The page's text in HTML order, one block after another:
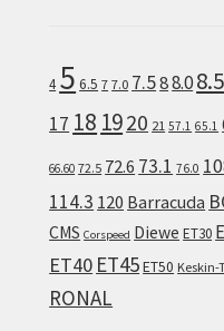
4 5 6.5 7 7.0 7.588.08.5
17 18 1920 21 57.1 65.1
66.60 72.5 72.6 73.1 76.0
114.3 120 Barracuda
CMS Corspeed Diewe ET30
ET40 ET45ET50 Keskin-
RONAL